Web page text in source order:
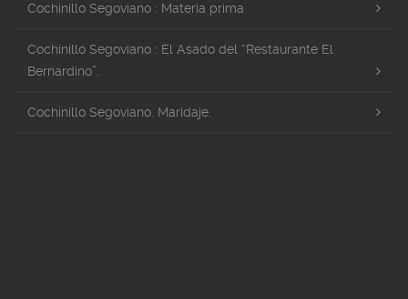
Cochinillo Segoviano : Materia prima
Cochinillo Segoviano : El Asado del “Restaurante El
Bernardino”.
Cochinillo Segoviano. Maridaje.